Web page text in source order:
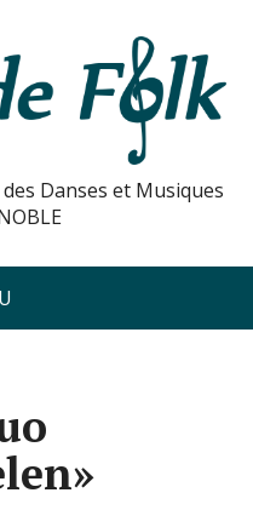
Danses et Musiques